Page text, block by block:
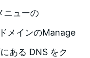
ニューの
メインのManage
ある DNS をク